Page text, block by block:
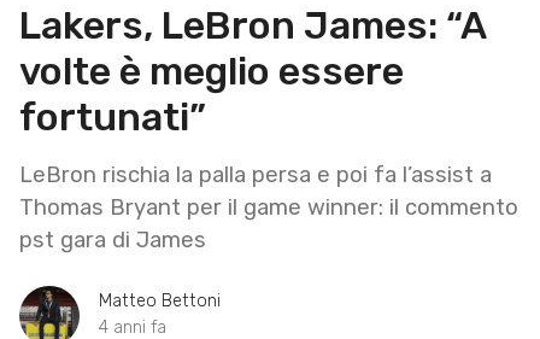
Lakers, LeBron James: “A
volte è meglio essere
fortunati”
LeBron rischia la palla persa e poi fa l’assist a
Thomas Bryant per il game winner: il commento
pst gara di James
Matteo Bettoni
4 anni fa